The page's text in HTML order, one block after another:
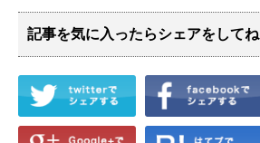
記事を気に入ったらシェアをしてね